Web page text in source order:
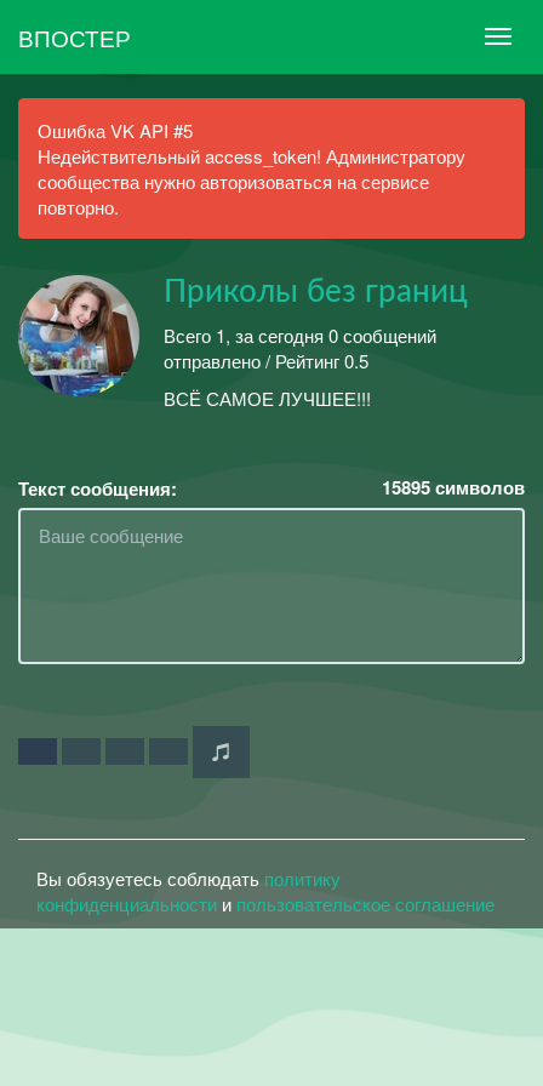
ВПОСТЕР
Ошибка VK API #5
Недействительный access_token! Администратору
сообщества нужно авторизоваться на сервисе
повторно.
Приколы без границ
Всего 1, за сегодня 0 сообщений
отправлено / Рейтинг 0.5
ВСЁ САМОЕ ЛУЧШЕЕ!!!
Текст сообщения: 15895символов
Вы обязуетесь соблюдать политику
конфиденциальности и пользовательское соглашение